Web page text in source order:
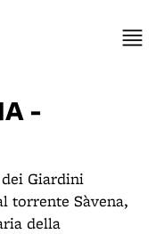
-
Giardini
torrente Sàvena,
della